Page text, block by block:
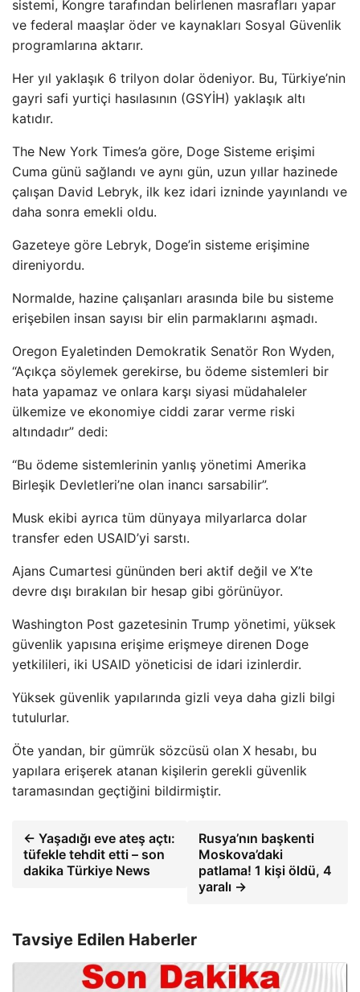
sistemi, Kongre tarafından belirlenen masrafları yapar
ve federal maaşlar öder ve kaynakları Sosyal Güvenlik
programlarına aktarır.
Her yıl yaklaşık 6 trilyon dolar ödeniyor. Bu, Türkiye’nin
gayri safi yurtiçi hasılasının (GSYİH) yaklaşık altı
katıdır.
The New York Times’a göre, Doge Sisteme erişimi
Cuma günü sağlandı ve aynı gün, uzun yıllar hazinede
çalışan David Lebryk, ilk kez idari izninde yayınlandı ve
daha sonra emekli oldu.
Gazeteye göre Lebryk, Doge’in sisteme erişimine
direniyordu.
Normalde, hazine çalışanları arasında bile bu sisteme
erişebilen insan sayısı bir elin parmaklarını aşmadı.
Oregon Eyaletinden Demokratik Senatör Ron Wyden,
“Açıkça söylemek gerekirse, bu ödeme sistemleri bir
hata yapamaz ve onlara karşı siyasi müdahaleler
ülkemize ve ekonomiye ciddi zarar verme riski
altındadır” dedi:
“Bu ödeme sistemlerinin yanlış yönetimi Amerika
Birleşik Devletleri’ne olan inancı sarsabilir”.
Musk ekibi ayrıca tüm dünyaya milyarlarca dolar
transfer eden USAID’yi sarstı.
Ajans Cumartesi gününden beri aktif değil ve X’te
devre dışı bırakılan bir hesap gibi görünüyor.
Washington Post gazetesinin Trump yönetimi, yüksek
güvenlik yapısına erişime erişmeye direnen Doge
yetkilileri, iki USAID yöneticisi de idari izinlerdir.
Yüksek güvenlik yapılarında gizli veya daha gizli bilgi
tutulurlar.
Öte yandan, bir gümrük sözcüsü olan X hesabı, bu
yapılara erişerek atanan kişilerin gerekli güvenlik
taramasından geçtiğini bildirmiştir.
← Yaşadığı eve ateş açtı:
tüfekle tehdit etti – son
dakika Türkiye News
Rusya’nın başkenti
Moskova’daki
patlama! 1 kişi öldü, 4
yaralı →
Tavsiye Edilen Haberler